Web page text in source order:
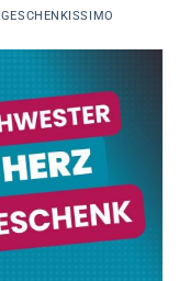
GESCHENKISSIMO